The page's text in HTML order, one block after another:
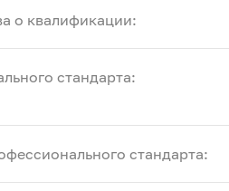
о квалификации:
стандарта:
стандарта: